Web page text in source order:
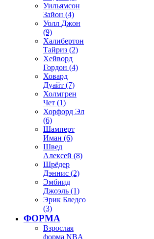
Уильямсон
Зайон (4)
Уолл Джон
(9)
Халибертон
Тайриз (2)
Хейворд
Гордон (4)
Ховард
Дуайт (7)
Холмгрен
Чет (1)
Хорфорд Эл
(6)
Шамперт
Иман (6)
Швед
Алексей (8)
Шрёдер
Дэннис (2)
Эмбиид
Джоэль (1)
Эрик Бледсо
(3)
ФОРМА
Взрослая
форма NBA